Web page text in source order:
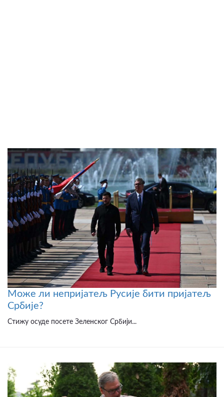
Може ли непријатељ Русије бити пријатељ
Србије?
Стижу осуде посете Зеленског Србији...